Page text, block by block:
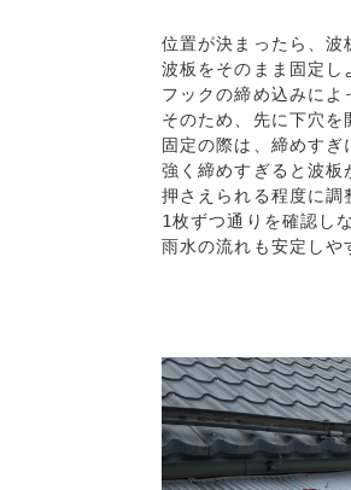
位置が決まったら、波
波板をそのまま固定し
フックの締め込みによ
そのため、先に下穴を
固定の際は、締めすぎ
強く締めすぎると波板
押さえられる程度に調
1枚ずつ通りを確認し
雨水の流れも安定しや